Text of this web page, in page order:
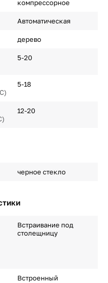
компрессорное
Автоматическая
дерево
5-20
5-18
12-20
черное стекло
Встраивание под
столещницу
Встроенный